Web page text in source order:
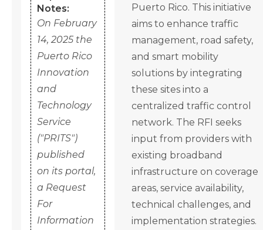
Notes:
On February
14, 2025 the
Puerto Rico
Innovation
and
Technology
Service
("PRITS")
published
on its portal,
a Request
For
Information
Puerto Rico. This initiative
aims to enhance traffic
management, road safety,
and smart mobility
solutions by integrating
these sites into a
centralized traffic control
network. The RFI seeks
input from providers with
existing broadband
infrastructure on coverage
areas, service availability,
technical challenges, and
implementation strategies.